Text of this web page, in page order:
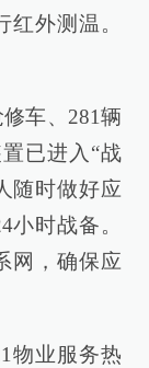
外测温。
车、281辆
已进入“战
随时做好应
时战备。
网，确保应
物业服务热